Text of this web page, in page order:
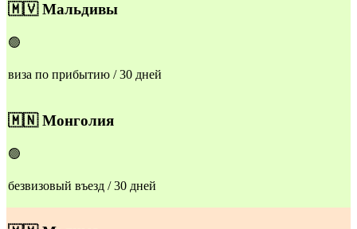
​​🇲🇻Мальдивы
🟢
виза по прибытию / 30 дней
​​🇲🇳Монголия
🟢
безвизовый въезд / 30 дней